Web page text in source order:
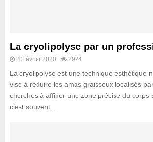
La cryolipolyse par un
20 février 2020 2924
La cryolipolyse est une technique esthétique
vise à réduire les amas graisseux localisés
cherches à affiner une zone précise du corps
c’est souvent...